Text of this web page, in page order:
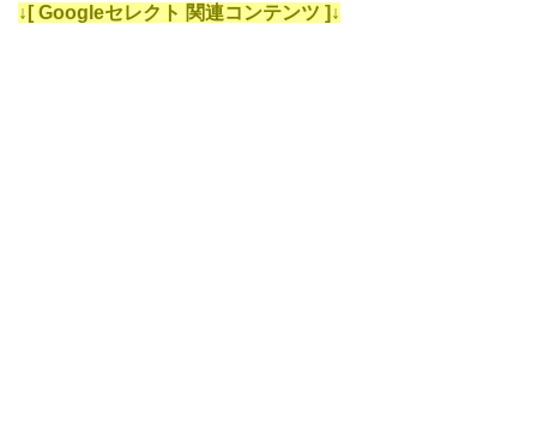
↓[ Googleセレクト 関連コンテンツ ]↓